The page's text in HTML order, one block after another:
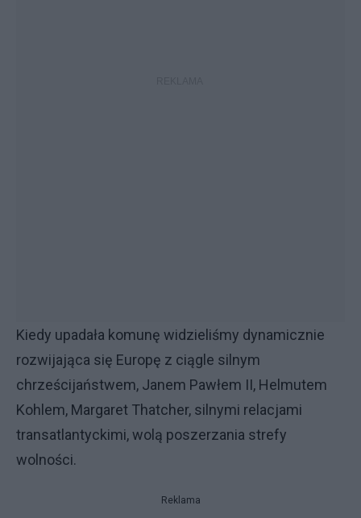
Kiedy upadała komunę widzieliśmy dynamicznie
rozwijająca się Europę z ciągle silnym
chrześcijaństwem, Janem Pawłem II, Helmutem
Kohlem, Margaret Thatcher, silnymi relacjami
transatlantyckimi, wolą poszerzania strefy
wolności.
Reklama